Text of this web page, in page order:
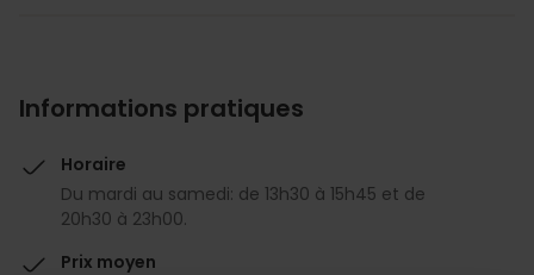
Informations pratiques
Horaire
Du mardi au samedi: de 13h30 à 15h45 et de
20h30 à 23h00.
Prix moyen